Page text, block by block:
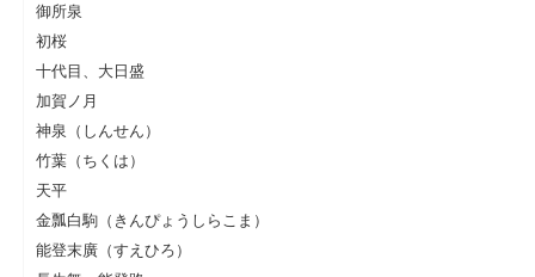
御所泉
初桜
十代目、大日盛
加賀ノ月
神泉（しんせん）
竹葉（ちくは）
天平
金瓢白駒（きんぴょうしらこま）
能登末廣（すえひろ）